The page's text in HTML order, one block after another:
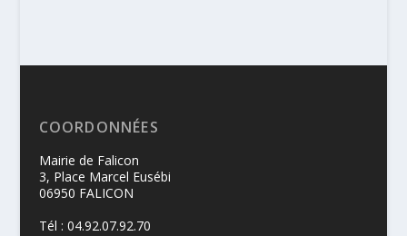
COORDONNÉES
Mairie de Falicon
3, Place Marcel Eusébi
06950 FALICON
Tél : 04.92.07.92.70